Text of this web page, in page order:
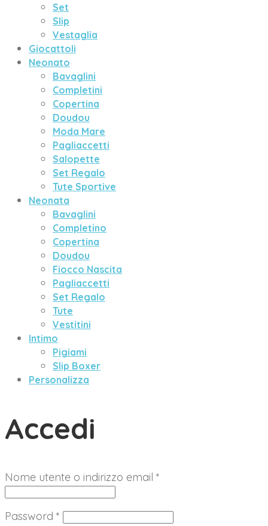
Set
Slip
Vestaglia
Giocattoli
Neonato
Bavaglini
Completini
Copertina
Doudou
Moda Mare
Pagliaccetti
Salopette
Set Regalo
Tute Sportive
Neonata
Bavaglini
Completino
Copertina
Doudou
Fiocco Nascita
Pagliaccetti
Set Regalo
Tute
Vestitini
Intimo
Pigiami
Slip Boxer
Personalizza
Accedi
Nome utente o indirizzo email *
Password * Richiesto